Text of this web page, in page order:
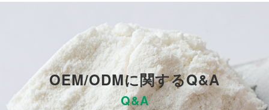
OEM/ODMに関するQ&A
Q&A